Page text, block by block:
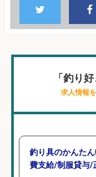
「釣り
求人情報
釣り具のかんた
費支給/制服貸与/